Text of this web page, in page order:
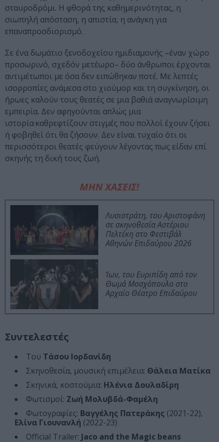
σταυροδρόμι. Η φθορά της καθημερινότητας, η
σιωπηλή απόσταση, η απιστία, η ανάγκη για
επαναπροσδιορισμό.
Σε ένα δωμάτιο ξενοδοχείου ημιδιαμονής –έναν χώρο
προσωρινό, σχεδόν μετέωρο– δύο άνθρωποι έρχονται
αντιμέτωποι με όσα δεν ειπώθηκαν ποτέ. Με λεπτές
ισορροπίες ανάμεσα στο χιούμορ και τη συγκίνηση, οι
ήρωες καλούν τους θεατές σε μια βαθιά αναγνωρίσιμη
εμπειρία. Δεν αφηγούνται απλώς μια
ιστορία·καθρεφτίζουν στιγμές που πολλοί έχουν ζήσει
ή φοβηθεί ότι θα ζήσουν. Δεν είναι τυχαίο ότι οι
περισσότεροι θεατές φεύγουν λέγοντας πως είδαν επί
σκηνής τη δική τους ζωή.
ΜΗΝ ΧΑΣΕΙΣ!
Λυσιστράτη, του Αριστοφάνη
σε σκηνοθεσία Αστέριου
Πελτέκη στο Φεστιβάλ
Αθηνών Επιδαύρου 2026
Ίων, του Ευριπίδη από τον
Θωμά Μοσχόπουλο στο
Αρχαίο Θέατρο Επιδαύρου
Συντελεστές
Του Τάσου Ιορδανίδη
Σκηνοθεσία, μουσική επιμέλεια: Θάλεια Ματίκα
Σκηνικά, κοστούμια: Ηλένια Δουλαδίρη
Φωτισμοί: Ζωή Μολυβδά-Φαμέλη
Φωτογραφίες: Βαγγέλης Πατεράκης (2021-22),
Ελίνα Γιουνανλή (2022-23)
Official Trailer: Jaco and the Magic beans